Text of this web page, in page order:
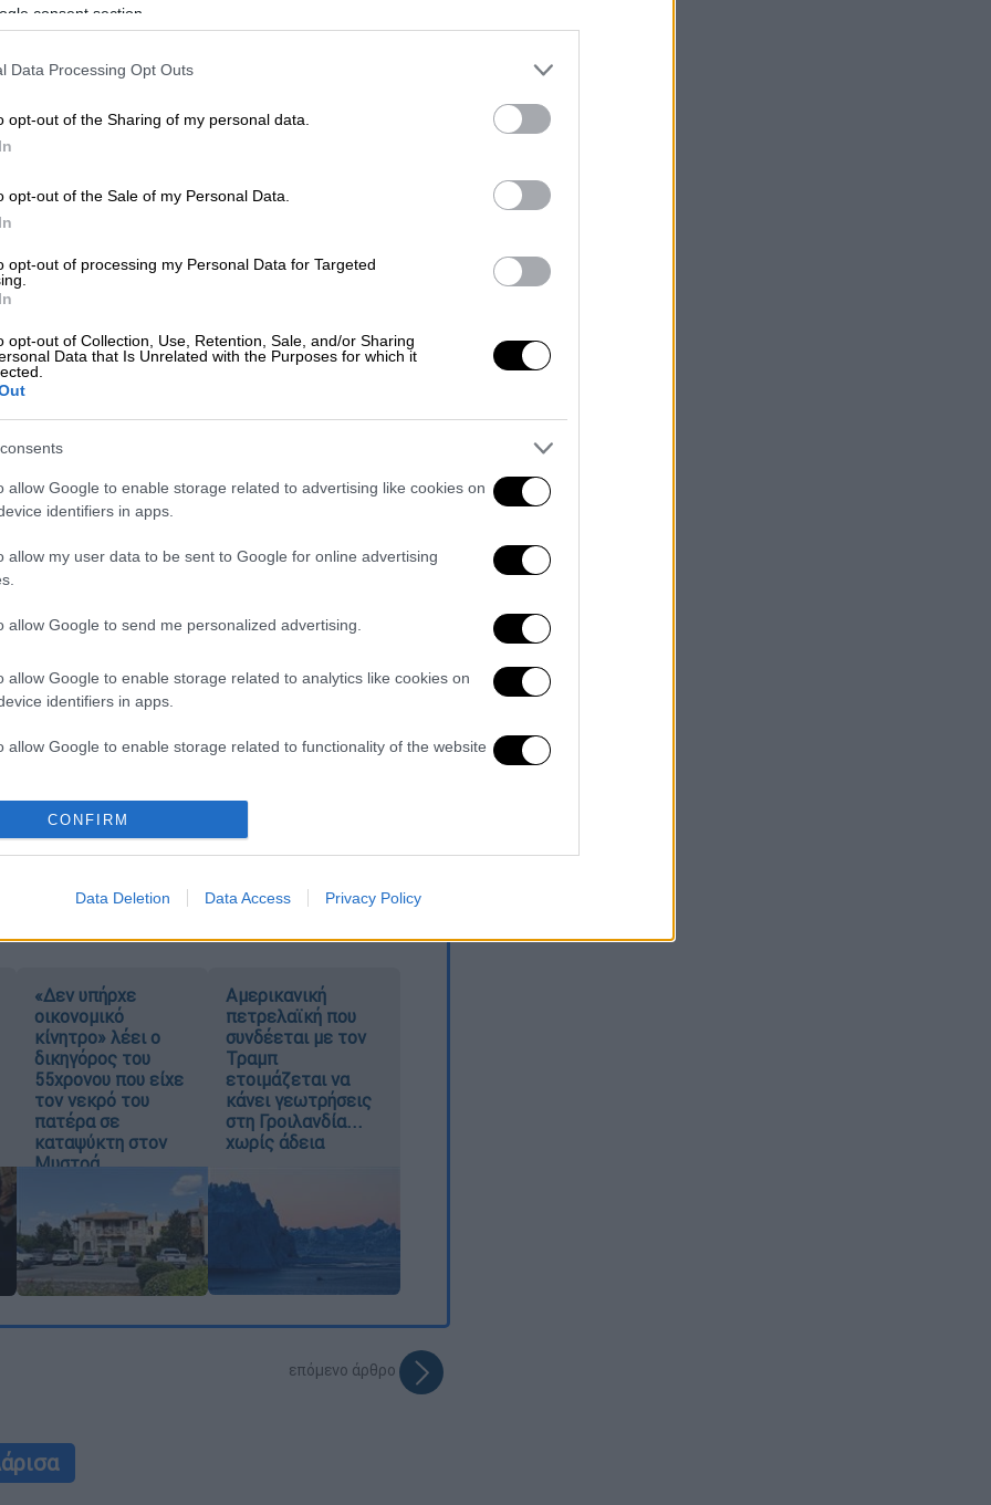
consent section.
Data Processing Opt Outs
opt-out of the Sharing of my personal data.
opt-out of the Sale of my Personal Data.
opt-out of processing my Personal Data for Targeted
opt-out of Collection, Use, Retention, Sale, and/or Sharing
Data that Is Unrelated with the Purposes for which it
allow Google to enable storage related to advertising like cookies on
identifiers in apps.
allow my user data to be sent to Google for online advertising
allow Google to send me personalized advertising.
allow Google to enable storage related to analytics like cookies on
identifiers in apps.
allow Google to enable storage related to functionality of the website
allow Google to enable storage related to personalization.
functionality and fraud prevention, and other user protection.
CONFIRM
Data Deletion Data Access Privacy Policy
το ΕΘΝΟΣ στη Google
για έναν άνδρα, γεροδεμένο,
αρχικά μια γυναίκα και λίγο αργότερα
χειρονομίες.
ο 79χρονος για το αιματηρό
σύζυγός του
στη συνοικία Λιβαδάκι, ενώ μια ώρα
,προσέγγισε και ανήλικα κορίτσια στη
περιοχή προσπαθώντας να εντοπίσουν
τουonlarissa.grπροσέγγιζε τα παιδιά
τα γεννητικά του όργανα.
«Δεν υπήρχε
οικονομικό
κίνητρο» λέει ο
δικηγόρος του
55χρονου που είχε
τον νεκρό του
πατέρα σε
καταψύκτη στον
Μυστρά
Αμερικανική
πετρελαϊκή που
συνδέεται με τον
Τραμπ
ετοιμάζεται να
κάνει γεωτρήσεις
στη Γροιλανδία...
χωρίς άδεια
επόμενο άρθρο